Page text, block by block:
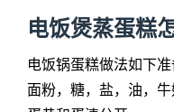
电饭煲蒸蛋糕
电饭锅蛋糕做法如下
面粉，糖，盐，油，